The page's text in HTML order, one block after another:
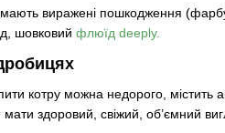
виражені пошкодження
шовковий флюїд deeply.
котру можна недорого, містить
здоровий, свіжий, об’ємний